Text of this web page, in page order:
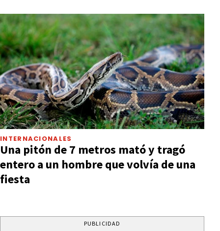
INTERNACIONALES
Una pitón de 7 metros mató y tragó
entero a un hombre que volvía de una
fiesta
PUBLICIDAD